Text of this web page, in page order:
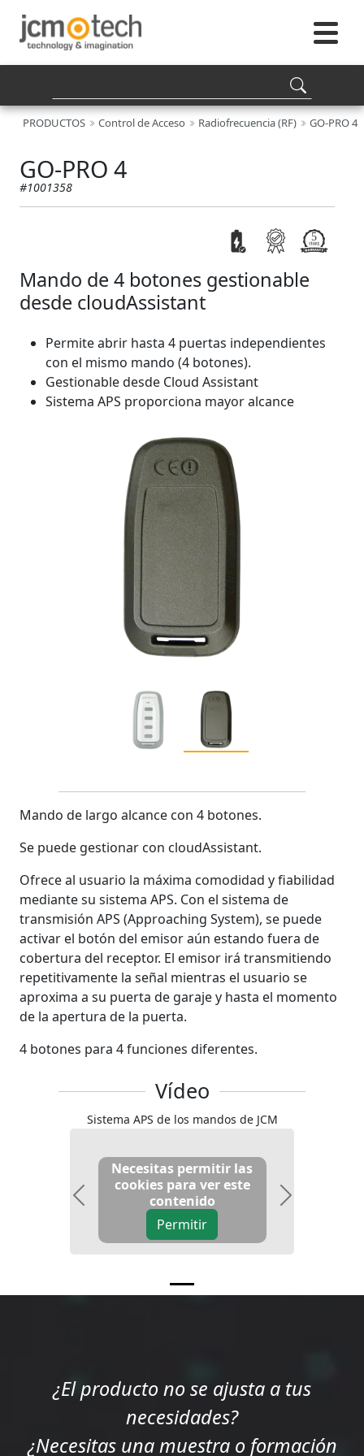
PRODUCTOS Control de Acceso Radiofrecuencia (RF) GO-PRO 4
GO-PRO 4
#1001358
Mando de 4 botones gestionable
desde cloudAssistant
Permite abrir hasta 4 puertas independientes
con el mismo mando (4 botones).
Gestionable desde Cloud Assistant
Sistema APS proporciona mayor alcance
Mando de largo alcance con 4 botones.
Se puede gestionar con cloudAssistant.
Ofrece al usuario la máxima comodidad y fiabilidad
mediante su sistema APS. Con el sistema de
transmisión APS (Approaching System), se puede
activar el botón del emisor aún estando fuera de
cobertura del receptor. El emisor irá transmitiendo
repetitivamente la señal mientras el usuario se
aproxima a su puerta de garaje y hasta el momento
de la apertura de la puerta.
4 botones para 4 funciones diferentes.
Vídeo
Sistema APS de los mandos de JCM
Necesitas permitir las
cookies para ver este
contenido
Permitir
Previous Next
¿El producto no se ajusta a tus
necesidades?
¿Necesitas una muestra o formación